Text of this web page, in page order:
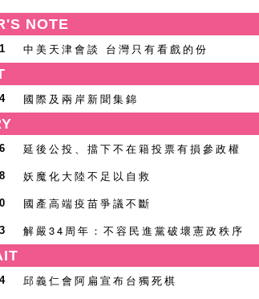
NOTE
1 中美天津會談 台灣只有看戲的份
4 國際及兩岸新聞集錦
6 延後公投、擋下不在籍投票有損參政權
8 妖魔化大陸不足以自救
國產高端疫苗爭議不斷
解嚴34周年：不容民進黨破壞憲政秩序
邱義仁會阿扁宣布台獨死棋